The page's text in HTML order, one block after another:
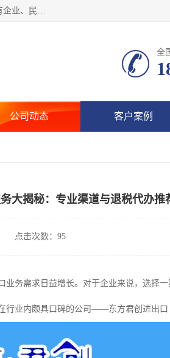
东方君创进出口（北京）有限公司，成立20年来，专注于提供外贸进出口代理服务。服务的客户，包括跨国公司、国有企业、民营企业等。作为的综合性外贸企业，公司拥有一支精通进出口贸易的团队，从事各类商品和技术的进口清关代理报关。进出口商品涉及20多个大类、上千个品种，贸易客户遍布世界各个国家和地区。
全
公司动态 客户案例
大揭秘：专业渠道与退税代办推
点击次数：95
务需求日益增长。对于企业来说，选择
行业内颇具口碑的公司——东方君创进出口